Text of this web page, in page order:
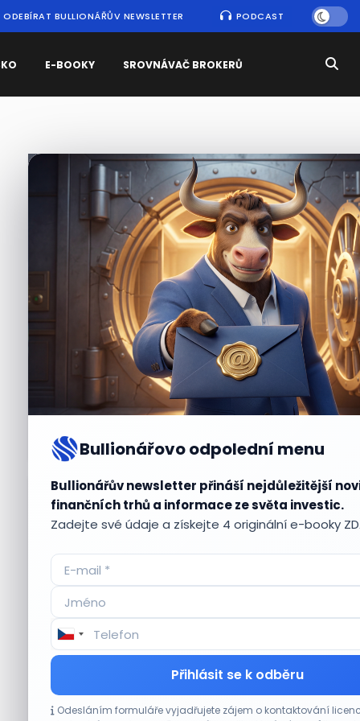
ODEBÍRAT BULLIONÁŘŮV NEWSLETTER PODCAST
E-BOOKY SROVNÁVAČ BROKERŮ
Bullionářovo odpolední menu
Bullionářův newsletter přináší nejdůležitější
finančních trhů a informace ze světa investic.
Zadejte své údaje a získejte 4 originální e-booky
Přihlásit se k odběru
Odesláním formuláře vyjadřujete zájem o kontaktování
Nejčtenějšízprávy
Aktuálnípříležitosti
Akcie Micron klesají, ale nejhoršímu